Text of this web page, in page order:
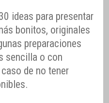
ideas para presentar
bonitos, originales
preparaciones
sencilla o con
de no tener